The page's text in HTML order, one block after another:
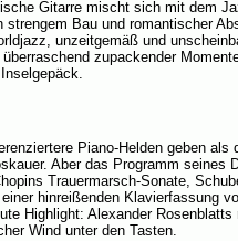
Gitarre mischt sich mit dem
strengem Bau und romantischer
unzeitgemäß und
zupackender
Piano-Helden geben als
Aber das Programm seines
Trauermarsch-Sonate,
hinreißenden Klavierfassung
Highlight: Alexander
Wind unter den Tasten.